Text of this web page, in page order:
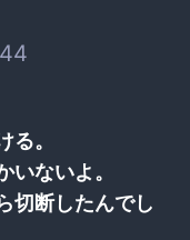
。
ないよ。
切断したんでし